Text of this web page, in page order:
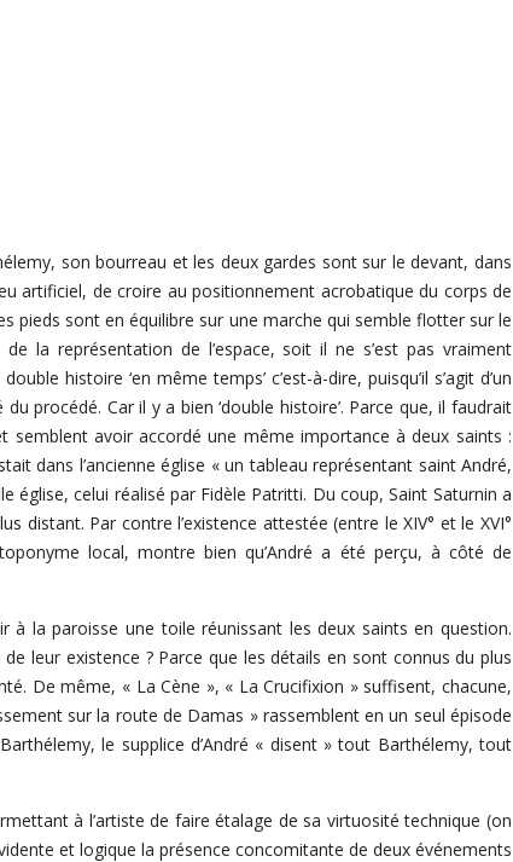
son bourreau et les deux gardes sont sur le devant, dans
artificiel, de croire au positionnement acrobatique du corps de
pieds sont en équilibre sur une marche qui semble flotter sur le
la représentation de l’espace, soit il ne s’est pas vraiment
histoire ‘en même temps’ c’est-à-dire, puisqu’il s’agit d’un
procédé. Car il y a bien ‘double histoire’. Parce que, il faudrait
semblent avoir accordé une même importance à deux saints :
dans l’ancienne église « un tableau représentant saint André,
église, celui réalisé par Fidèle Patritti. Du coup, Saint Saturnin a
distant. Par contre l’existence attestée (entre le XIV° et le XVI°
local, montre bien qu’André a été perçu, à côté de
la paroisse une toile réunissant les deux saints en question.
leur existence ? Parce que les détails en sont connus du plus
De même, « La Cène », « La Crucifixion » suffisent, chacune,
sur la route de Damas » rassemblent en un seul épisode
le supplice d’André « disent » tout Barthélemy, tout
à l’artiste de faire étalage de sa virtuosité technique (on
et logique la présence concomitante de deux événements